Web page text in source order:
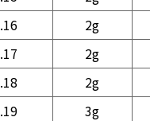
2g
2g
2g
3g